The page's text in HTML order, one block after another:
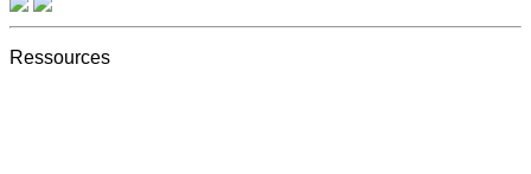
Ressources